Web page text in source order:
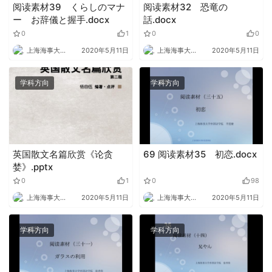
阅读素材39 くらしのマナ
ー お辞儀と握手.docx
0 1
上海海事大学外语 2020年5月11日
阅读素材32 恐竜の
話.docx
0 0
上海海事大学外语 2020年5月11日
学科方向
英国散文名篇欣赏《论贪
婪》.pptx
0 1
上海海事大学外语 2020年5月11日
学科方向
69 阅读素材35 初恋.docx
0 98
上海海事大学外语 2020年5月11日
学科方向 学科方向